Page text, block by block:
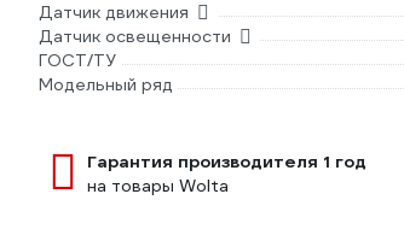
Датчик движения
Датчик освещенности
ГОСТ/ТУ
Модельный ряд
Гарантия производителя 1 год
на товары Wolta